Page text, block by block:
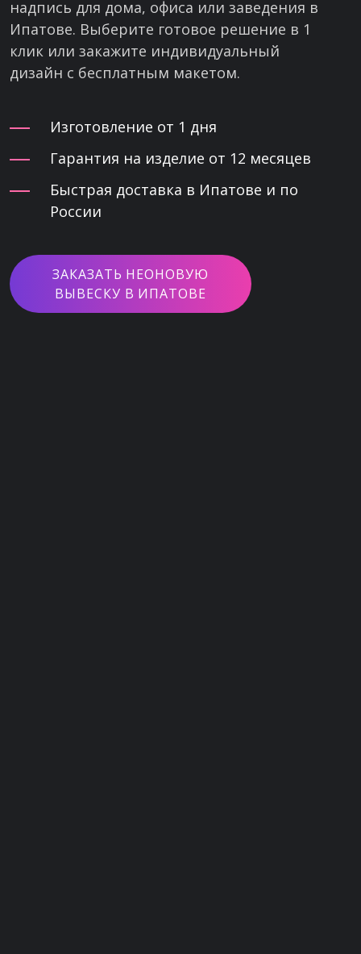
надпись для дома, офиса или заведения в
Ипатове. Выберите готовое решение в 1
клик или закажите индивидуальный
дизайн с бесплатным макетом.
Изготовление от 1 дня
Гарантия на изделие от 12 месяцев
Быстрая доставка в Ипатове и по
России
ЗАКАЗАТЬ НЕОНОВУЮ
ВЫВЕСКУ В ИПАТОВЕ